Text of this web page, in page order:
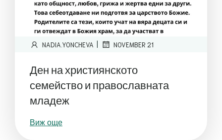
NADIA.YONCHEVA | NOVEMBER 21
Ден на християнското
семейство и православната
младеж
Виж още